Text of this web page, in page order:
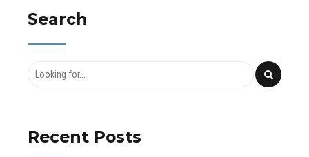
en Vivienda
Unifamiliar –
Perito Judicial
construcción
construcción
Search
Recent Posts